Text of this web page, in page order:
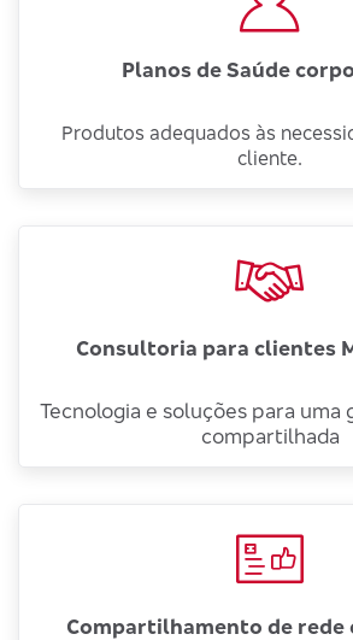
Planos de Saúde
Produtos adequados às
cliente.
Consultoria para clientes
Tecnologia e soluções para uma
compartilhada
Compartilhamento de rede